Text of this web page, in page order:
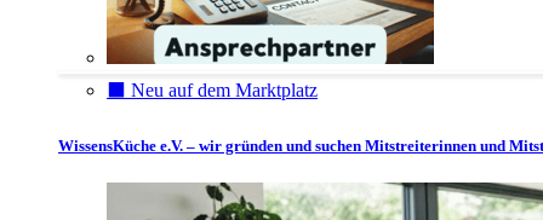
⬛️ Neu auf dem Marktplatz
WissensKüche e.V. – wir gründen und suchen Mitstreiterinnen und